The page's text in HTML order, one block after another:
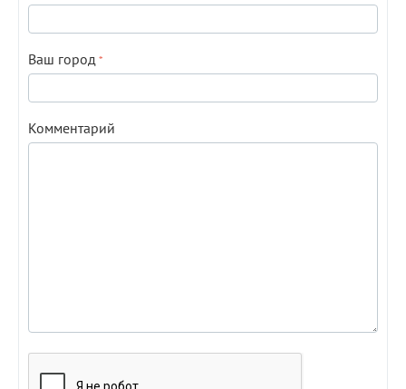
Ваш город
Комментарий